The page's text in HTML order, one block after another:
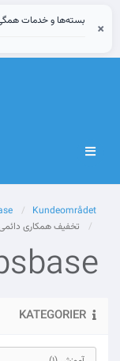
بسته‌ها و خدمات ×
Bytt
Kundeområdet
تخفیف همکاری دائمی 30% ویژه متخصصان سئو در جهش